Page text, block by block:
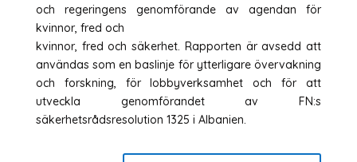
och regeringens genomförande av agendan för
kvinnor, fred och
kvinnor, fred och säkerhet. Rapporten är avsedd att
användas som en baslinje för ytterligare övervakning
och forskning, för lobbyverksamhet och för att
utveckla genomförandet av FN:s
säkerhetsrådsresolution 1325 i Albanien.